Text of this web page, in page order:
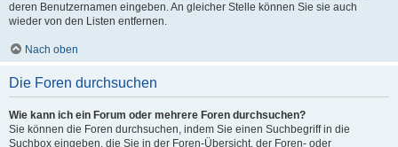
deren Benutzernamen eingeben. An gleicher Stelle können Sie sie auch
wieder von den Listen entfernen.
Nach oben
Die Foren durchsuchen
Wie kann ich ein Forum oder mehrere Foren durchsuchen?
Sie können die Foren durchsuchen, indem Sie einen Suchbegriff in die
Suchbox eingeben, die Sie in der Foren-Übersicht, der Foren- oder